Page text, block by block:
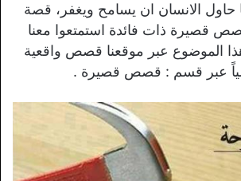
حاول الانسان ان يسامح ويغفر، قصة
قصيرة ذات فائدة استمتعوا معنا
هذا الموضوع عبر موقعنا قصص واقعية
عبر قسم : قصص قصيرة .